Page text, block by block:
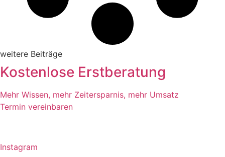
weitere Beiträge
Kostenlose Erstberatung
Mehr Wissen, mehr Zeitersparnis, mehr Umsatz
Termin vereinbaren
Instagram